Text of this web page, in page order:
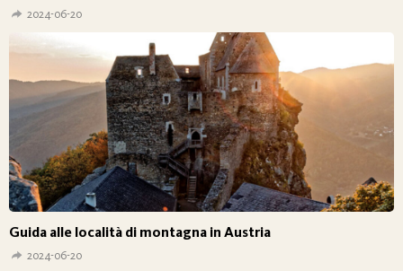
2024-06-20
Guida alle località di montagna in Austria
2024-06-20